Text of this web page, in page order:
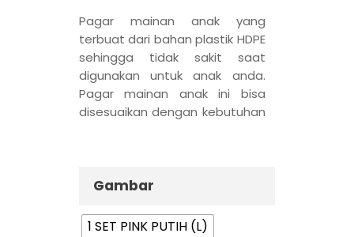
Pagar mainan anak yang
terbuat dari bahan plastik HDPE
sehingga tidak sakit saat
digunakan untuk anak anda.
Pagar mainan anak ini bisa
disesuaikan dengan kebutuhan
Gambar
1 SET PINK PUTIH (L)